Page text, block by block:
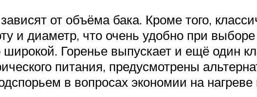
от объёма бака. Кроме того,
и диаметр, что очень удобно при
Горенье выпускает и ещё один
питания, предусмотрены
в вопросах экономии на